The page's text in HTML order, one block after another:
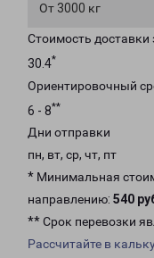
От 3000 кг
Стоимость
30.4*
Ориентировочный
6 - 8**
Дни отправки
пн, вт, ср, чт, пт
* Минимальная
направлению: 540
** Срок перевозки
Рассчитайте в